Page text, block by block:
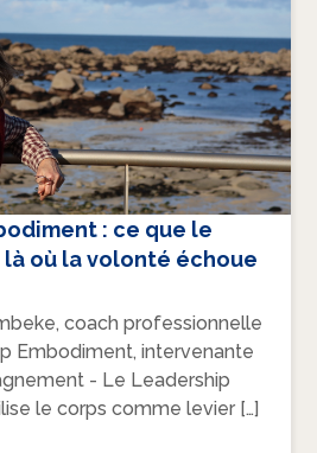
: ce que le
où la volonté échoue
coach professionnelle
Embodiment, intervenante
- Le Leadership
le corps comme levier […]